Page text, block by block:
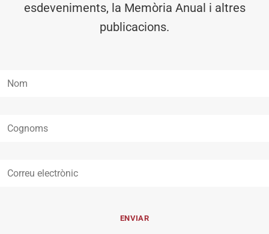
esdeveniments, la Memòria Anual i altres
publicacions.